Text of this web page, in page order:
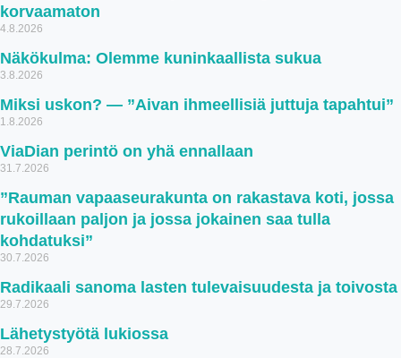
korvaamaton
4.8.2026
Näkökulma: Olemme kuninkaallista sukua
3.8.2026
Miksi uskon? — ”Aivan ihmeellisiä juttuja tapahtui”
1.8.2026
ViaDian perintö on yhä ennallaan
31.7.2026
”Rauman vapaaseurakunta on rakastava koti, jossa
rukoillaan paljon ja jossa jokainen saa tulla
kohdatuksi”
30.7.2026
Radikaali sanoma lasten tulevaisuudesta ja toivosta
29.7.2026
Lähetystyötä lukiossa
28.7.2026